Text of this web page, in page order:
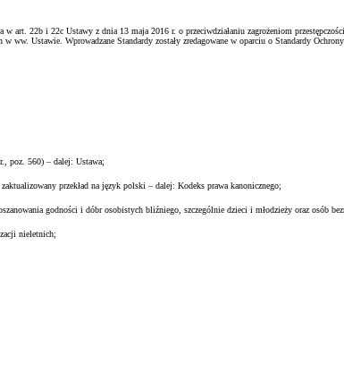
22b i 22c Ustawy z dnia 13 maja 2016 r. o przeciwdziałaniu zagrożeniom
ww. Ustawie. Wprowadzane Standardy zostały zredagowane w oparciu o Standardy
poz. 560) – dalej: Ustawa;
przekład na język polski – dalej: Kodeks prawa kanonicznego;
godności i dóbr osobistych bliźniego, szczególnie dzieci i młodzieży oraz osób
nieletnich;